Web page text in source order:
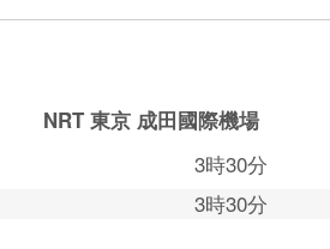
NRT 東京 成田國際機場
3時30分
3時30分